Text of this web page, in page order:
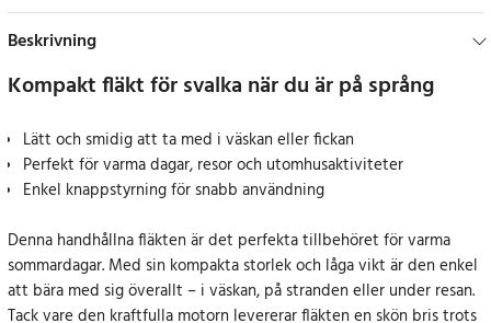
Beskrivning
Kompakt fläkt för svalka när du är på språng
Lätt och smidig att ta med i väskan eller fickan
Perfekt för varma dagar, resor och utomhusaktiviteter
Enkel knappstyrning för snabb användning
Denna handhållna fläkten är det perfekta tillbehöret för varma
sommardagar. Med sin kompakta storlek och låga vikt är den enkel
att bära med sig överallt – i väskan, på stranden eller under resan.
Tack vare den kraftfulla motorn levererar fläkten en skön bris trots